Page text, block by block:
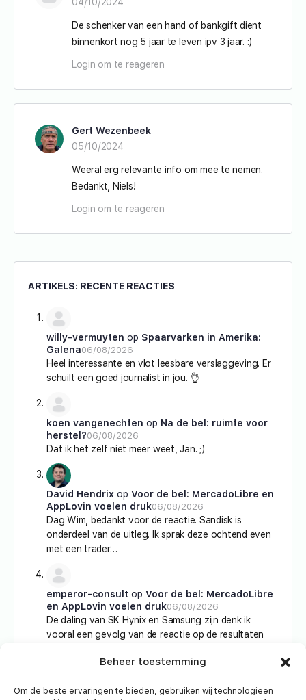
Beheer toestemming
Om de beste ervaringen te bieden, gebruiken wij technologieën
De schenker van een hand of bankgift dient
binnenkort nog 5 jaar te leven ipv 3 jaar. :)
Login om te reageren
Gert Wezenbeek
05/10/2024
Weeral erg relevante info om mee te nemen.
Bedankt, Niels!
Login om te reageren
ARTIKELS: RECENTE REACTIES
willy-vermuyten op Spaarvarken in Amerika:
Galena06/08/2026
Heel interessante en vlot leesbare verslaggeving. Er
schuilt een goed journalist in jou. 👌
koen vangenechten op Na de bel: ruimte voor
herstel?06/08/2026
Dat ik het zelf niet meer weet, Jan. ;)
David Hendrix op Voor de bel: MercadoLibre en
AppLovin voelen druk06/08/2026
Dag Wim, bedankt voor de reactie. Sandisk is
onderdeel van de uitleg. Ik sprak deze ochtend even
met een trader…
emperor-consult op Voor de bel: MercadoLibre
en AppLovin voelen druk06/08/2026
De daling van SK Hynix en Samsung zijn denk ik
vooral een gevolg van de reactie op de resultaten
Ann CroymansopSpaarvarken in Amerika: